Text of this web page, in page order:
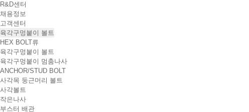
R&D센터
채용정보
고객센터
육각구멍붙이 볼트
HEX BOLT류
육각구멍붙이 볼트
육각구멍붙이 멈춤나사
ANCHOR/STUD BOLT
사각목 둥근머리 볼트
사각볼트
작은나사
부스터 배관